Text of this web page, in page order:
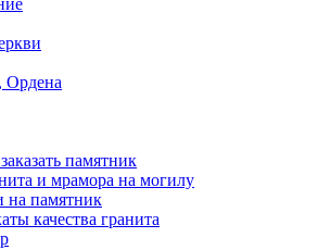
Ордена
памятник
и мрамора на могилу
на памятник
качества гранита